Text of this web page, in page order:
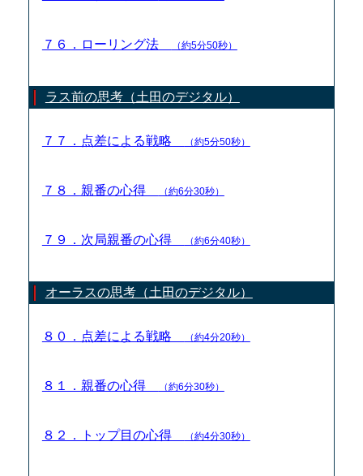
７６．ローリング法 （約5分50秒）
ラス前の思考（土田のデジタル）
７７．点差による戦略 （約5分50秒）
７８．親番の心得 （約6分30秒）
７９．次局親番の心得 （約6分40秒）
オーラスの思考（土田のデジタル）
８０．点差による戦略 （約4分20秒）
８１．親番の心得 （約6分30秒）
８２．トップ目の心得 （約4分30秒）